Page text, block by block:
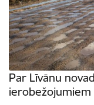
Par Līvānu